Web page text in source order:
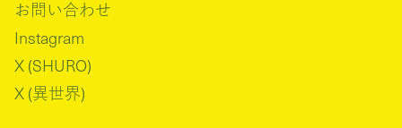
お問い合わせ
Instagram
X (SHURO)
X (異世界)